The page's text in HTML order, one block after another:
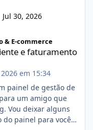
Jul 30, 2026
& E-commerce
e faturamento
em 15:34
painel de gestão de
um amigo que
Vou deixar alguns
painel para vocês